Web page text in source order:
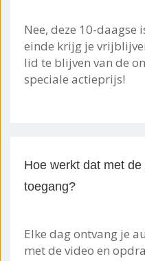
Nee, deze 10-daagse
einde krijg je
lid te blijven van de
speciale actieprijs!
Hoe werkt dat met de
toegang?
Elke dag ontvang je
met de video en